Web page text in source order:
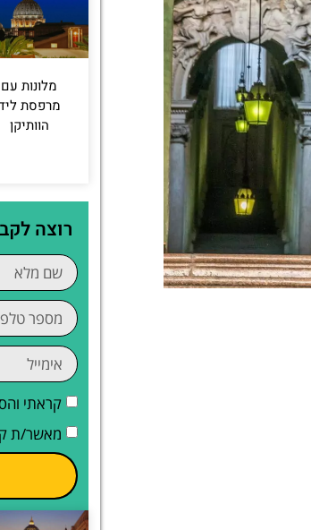
מלונות עם
מרפסת
הוותיקן
רוצה
קראתי
מאשר/ת